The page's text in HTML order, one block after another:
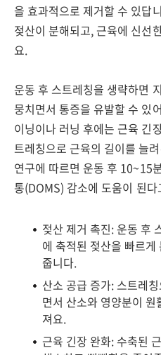
을 효과적으로 제거할 수 있답
젖산이 분해되고, 근육에 신선
요.
운동 후 스트레칭을 생략하면
뭉치면서 통증을 유발할 수 있
이닝이나 러닝 후에는 근육 긴
트레칭으로 근육의 길이를 늘
연구에 따르면 운동 후 10~15
통(DOMS) 감소에 도움이 된다
젖산 제거 촉진: 운동 후
에 축적된 젖산을 빠르
줍니다.
산소 공급 증가: 스트레
면서 산소와 영양분이
져요.
근육 긴장 완화: 수축된